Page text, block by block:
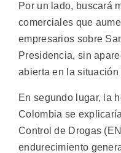
Por un lado, buscará
comerciales que
empresarios sobre
Presidencia, sin
abierta en la
En segundo lugar, la
Colombia se
Control de Drogas
endurecimiento